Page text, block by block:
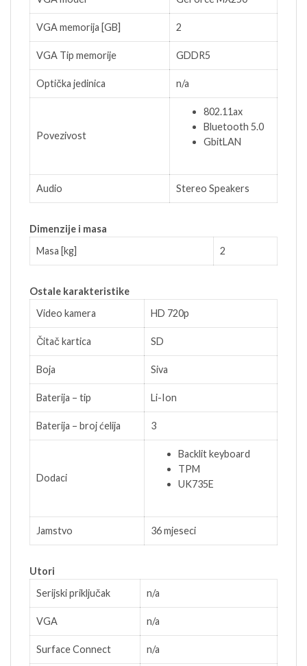
VGA memorija [GB] 2
VGA Tip memorije GDDR5
Optička jedinica n/a
Povezivost
802.11ax
Bluetooth 5.0
GbitLAN
Audio Stereo Speakers
Dimenzije i masa
Masa [kg]
2
Ostale karakteristike
Video kamera
HD 720p
Čitač kartica SD
Boja Siva
Baterija – tip Li-Ion
Baterija – broj ćelija 3
Dodaci
Backlit keyboard
TPM
UK735E
Jamstvo 36 mjeseci
Utori
Serijski priključak
n/a
VGA n/a
Surface Connect n/a